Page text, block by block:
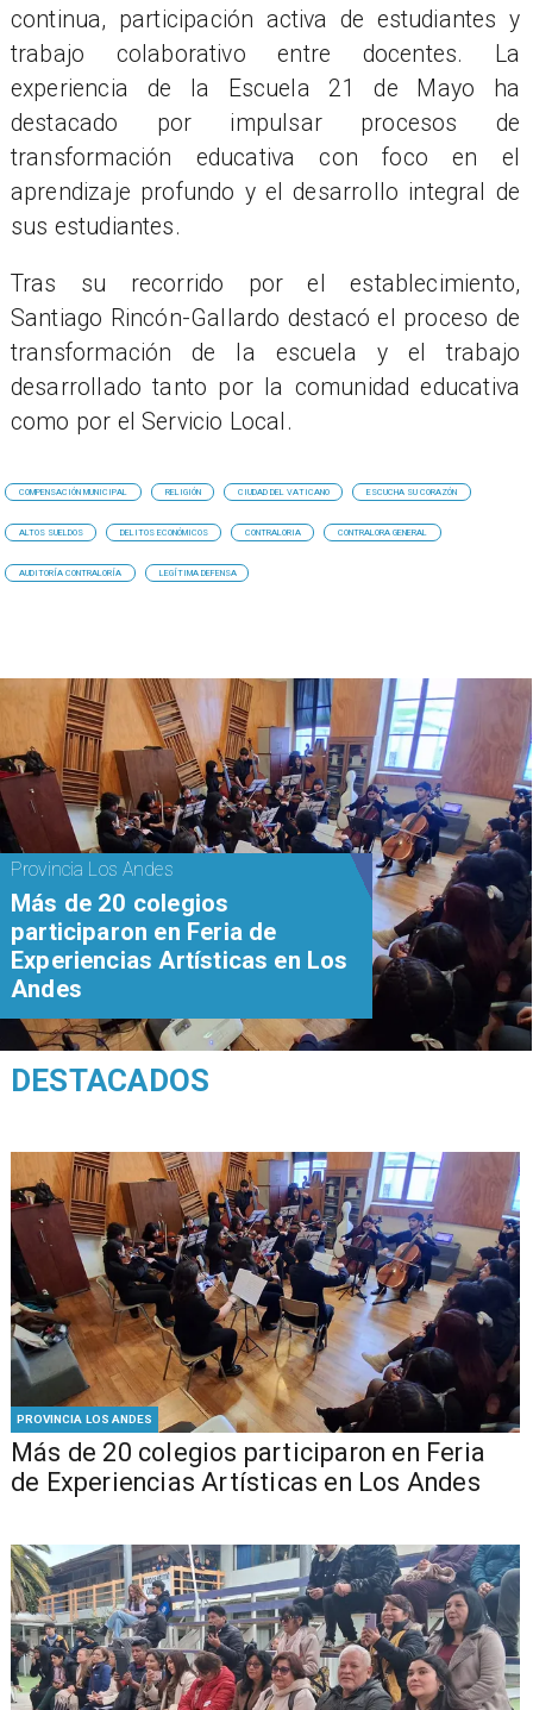
continua, participación activa de estudiantes y
trabajo colaborativo entre docentes. La
experiencia de la Escuela 21 de Mayo ha
destacado por impulsar procesos de
transformación educativa con foco en el
aprendizaje profundo y el desarrollo integral de
sus estudiantes.
Tras su recorrido por el establecimiento,
Santiago Rincón-Gallardo destacó el proceso de
transformación de la escuela y el trabajo
desarrollado tanto por la comunidad educativa
como por el Servicio Local.
COMPENSACIÓN MUNICIPAL RELIGIÓN CIUDAD DEL VATICANO ESCUCHA SU CORAZÓN
ALTOS SUELDOS DELITOS ECONÓMICOS CONTRALORIA CONTRALORA GENERAL
AUDITORÍA CONTRALORÍA LEGÍTIMA DEFENSA
PROVINCIA LOS ANDES
Más de 20 colegios participaron en Feria
de Experiencias Artísticas en Los Andes
Provincia Los Andes
Más de 20 colegios
participaron en Feria de
Experiencias Artísticas en Los
Andes
DESTACADOS